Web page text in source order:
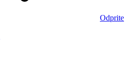
Odprite